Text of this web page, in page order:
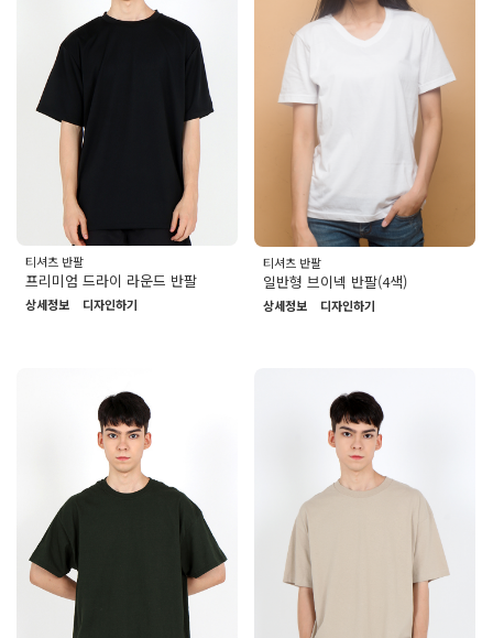
티셔츠 반팔
프리미엄 드라이 라운드 반팔
상세정보 디자인하기
티셔츠 반팔
일반형 브이넥 반팔(4색)
상세정보 디자인하기